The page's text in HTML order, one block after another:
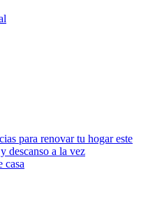
para renovar tu hogar este
descanso a la vez
casa